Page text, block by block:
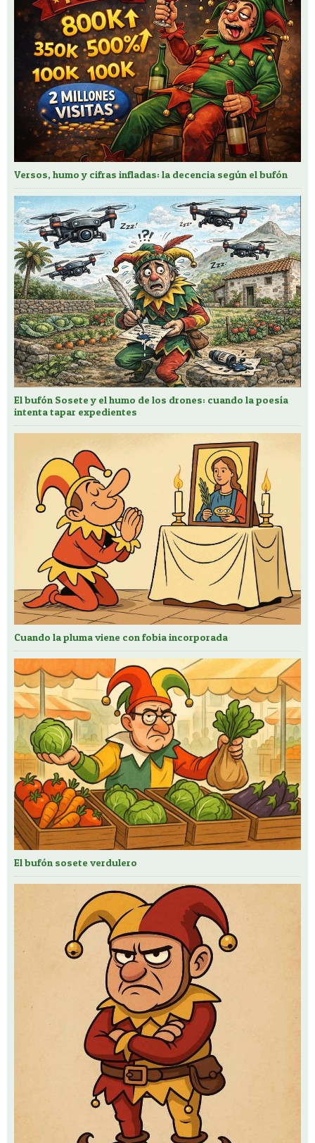
Versos, humo y cifras infladas: la decencia según el bufón
El bufón Sosete y el humo de los drones: cuando la poesía
intenta tapar expedientes
Cuando la pluma viene con fobia incorporada
El bufón sosete verdulero